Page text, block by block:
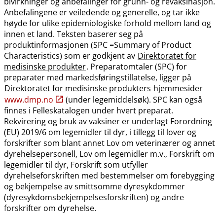
Anbefalingene er veiledende og generelle, og tar ikke
høyde for ulike epidemiologiske forhold mellom land og
innen et land. Teksten baserer seg på
produktinformasjonen (SPC =Summary of Product
Characteristics) som er godkjent av Direktoratet for
medisinske produkter. Preparatomtaler (SPC) for
preparater med markedsføringstillatelse, ligger på
Direktoratet for medisinske produkters hjemmesider
www.dmp.no
(under legemiddelsøk). SPC kan også
finnes i Felleskatalogen under hvert preparat.
Rekvirering og bruk av vaksiner er underlagt Forordning
(EU) 2019/6 om legemidler til dyr, i tillegg til lover og
forskrifter som blant annet Lov om veterinærer og annet
dyrehelsepersonell, Lov om legemidler m.v., Forskrift om
legemidler til dyr, Forskrift som utfyller
dyrehelseforskriften med bestemmelser om forebygging
og bekjempelse av smittsomme dyresykdommer
(dyresykdomsbekjempelsesforskriften) og andre
forskrifter om dyrehelse.